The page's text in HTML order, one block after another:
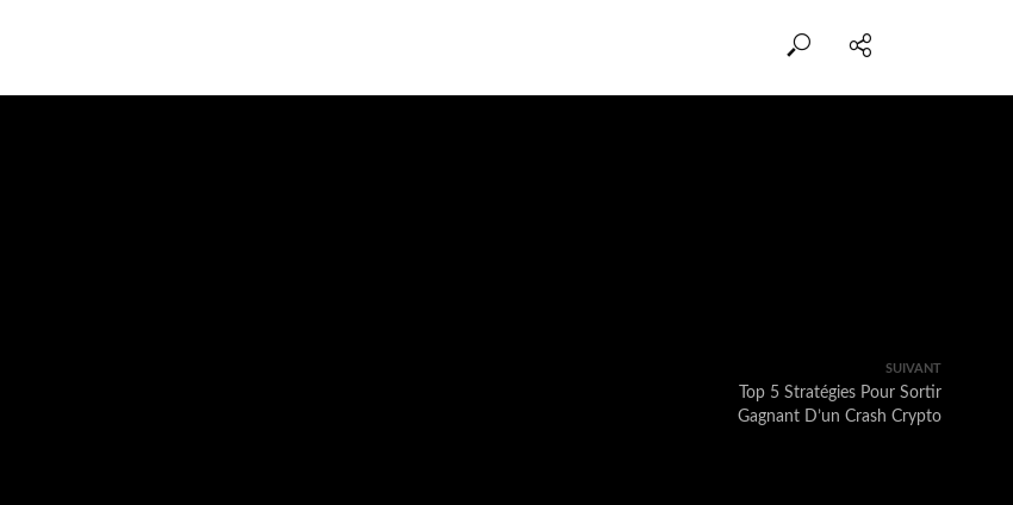
SUIVANT
Top 5 Stratégies Pour Sortir
Gagnant D’un Crash Crypto